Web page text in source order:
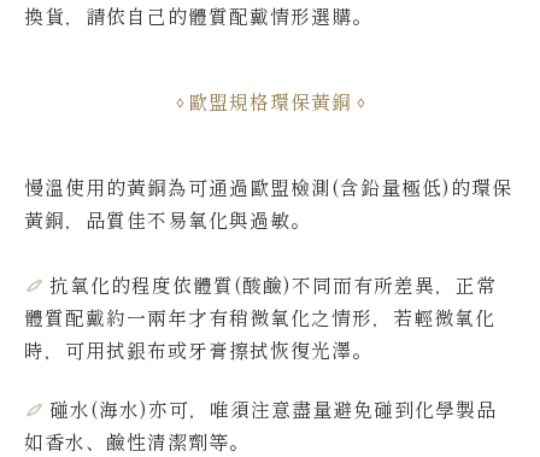
換貨，請依自己的體質配戴情形選購。
歐盟規格環保黃銅
慢溫使用的黃銅為可通過歐盟檢測(含鉛量極低)的環保
黃銅，品質佳不易氧化與過敏。
抗氧化的程度依體質(酸鹼)不同而有所差異， 正常
體質配戴約一兩年才有稍微氧化之情形，若輕微氧化
時，可用拭銀布或牙膏擦拭恢復光澤。
碰水(海水)亦可，唯須注意盡量避免碰到化學製品
如香水、鹼性清潔劑等。